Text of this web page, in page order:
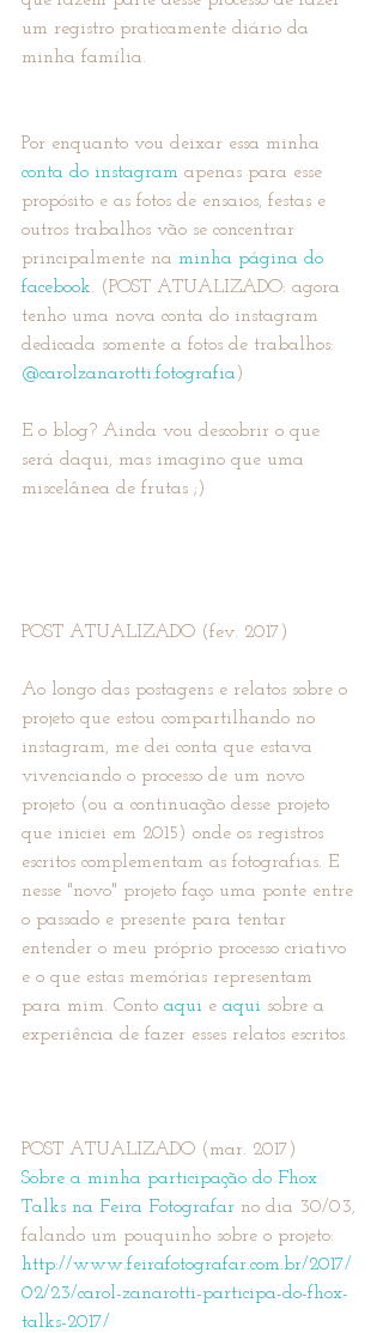
um registro praticamente diário da
minha família.
Por enquanto vou deixar essa minha
conta do instagram apenas para esse
propósito e as fotos de ensaios, festas e
outros trabalhos vão se concentrar
principalmente na minha página do
facebook. (POST ATUALIZADO: agora
tenho uma nova conta do instagram
dedicada somente a fotos de trabalhos:
@carolzanarotti.fotografia )
E o blog? Ainda vou descobrir o que
será daqui, mas imagino que uma
miscelânea de frutas ;)
POST ATUALIZADO (fev. 2017)
Ao longo das postagens e relatos sobre o
projeto que estou compartilhando no
instagram, me dei conta que estava
vivenciando o processo de um novo
projeto (ou a continuação desse projeto
que iniciei em 2015) onde os registros
escritos complementam as fotografias. E
nesse "novo" projeto faço uma ponte entre
o passado e presente para tentar
entender o meu próprio processo criativo
e o que estas memórias representam
para mim. Conto aqui e aqui sobre a
experiência de fazer esses relatos escritos.
POST ATUALIZADO (mar. 2017)
Sobre a minha participação do Fhox
Talks na Feira Fotografar no dia 30/03,
falando um pouquinho sobre o projeto:
http://www.feirafotografar.com.br/2017/
02/23/carol-zanarotti-participa-do-fhox-
talks-2017/